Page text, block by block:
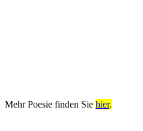
Mehr Poesie finden Sie hier.